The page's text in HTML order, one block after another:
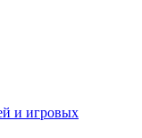
и игровых